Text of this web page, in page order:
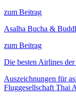
zum Beitrag
Asalha Bucha &
zum Beitrag
Die besten Airlines
Auszeichnungen für
Fluggesellschaft Thai